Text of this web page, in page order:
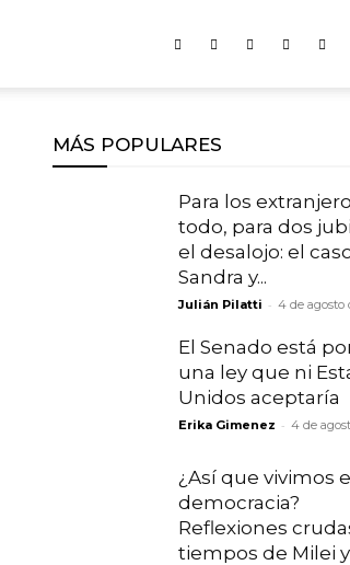
MÁS POPULARES
Para los
todo, para dos
el desalojo: el
Sandra y...
Julián Pilatti - 4 de agosto
El Senado está
una ley que ni
Unidos aceptaría
Erika Gimenez - 4 de
¿Así que vivimos
democracia?
Reflexiones
tiempos de Milei